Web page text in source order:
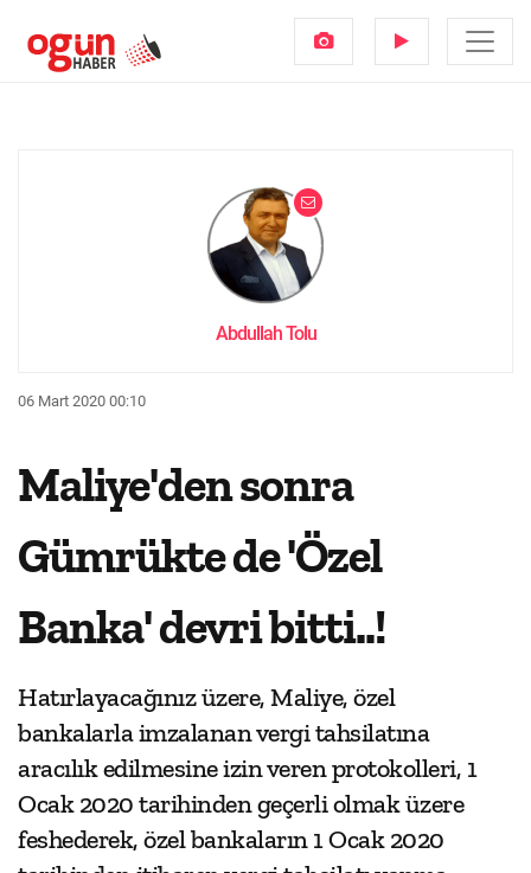
Abdullah Tolu
06 Mart 2020 00:10
Maliye'den sonra
Gümrükte de 'Özel
Banka' devri bitti..!
Hatırlayacağınız üzere, Maliye, özel
bankalarla imzalanan vergi tahsilatına
aracılık edilmesine izin veren protokolleri, 1
Ocak 2020 tarihinden geçerli olmak üzere
feshederek, özel bankaların 1 Ocak 2020